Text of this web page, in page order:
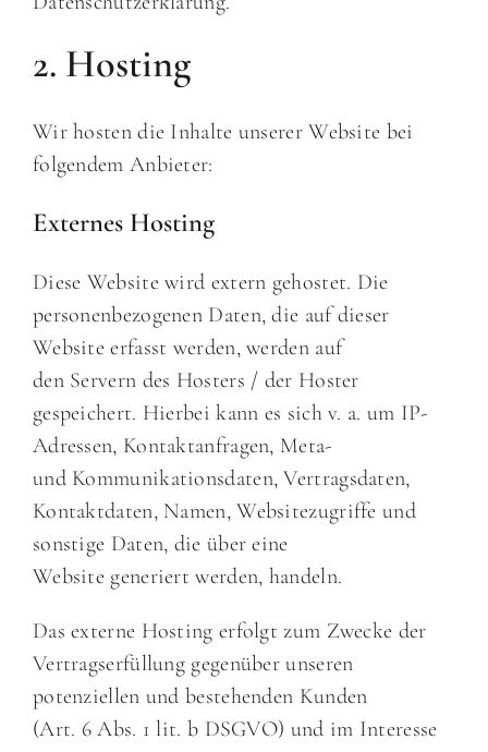
2. Hosting
Wir hosten die Inhalte unserer Website bei
folgendem Anbieter:
Externes Hosting
Diese Website wird extern gehostet. Die
personenbezogenen Daten, die auf dieser
Website erfasst werden, werden auf
den Servern des Hosters / der Hoster
gespeichert. Hierbei kann es sich v. a. um IP-
Adressen, Kontaktanfragen, Meta-
und Kommunikationsdaten, Vertragsdaten,
Kontaktdaten, Namen, Websitezugriffe und
sonstige Daten, die über eine
Website generiert werden, handeln.
Das externe Hosting erfolgt zum Zwecke der
Vertragserfüllung gegenüber unseren
potenziellen und bestehenden Kunden
(Art. 6 Abs. 1 lit. b DSGVO) und im Interesse